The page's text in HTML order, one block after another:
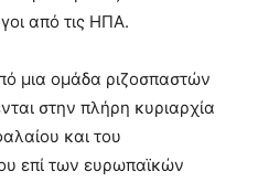
από τις ΗΠΑ.
μια ομάδα ριζοσπαστών
στην πλήρη κυριαρχία
και του
επί των ευρωπαϊκών